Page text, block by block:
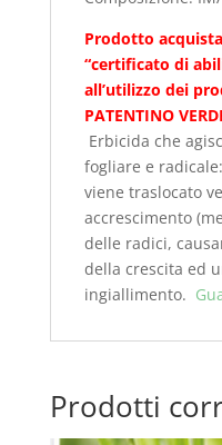
Prodotto
“certificato di
all’utilizzo dei
PATENTINO
Erbicida che
fogliare e
viene traslocato
accrescimento
delle radici,
della crescita ed
ingiallimento.
Prodotti